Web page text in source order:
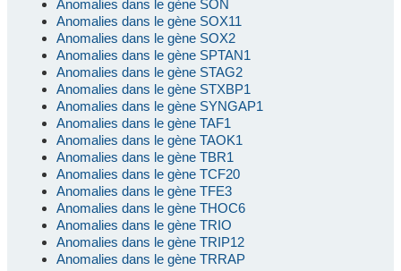
Anomalies dans le gène SON
Anomalies dans le gène SOX11
Anomalies dans le gène SOX2
Anomalies dans le gène SPTAN1
Anomalies dans le gène STAG2
Anomalies dans le gène STXBP1
Anomalies dans le gène SYNGAP1
Anomalies dans le gène TAF1
Anomalies dans le gène TAOK1
Anomalies dans le gène TBR1
Anomalies dans le gène TCF20
Anomalies dans le gène TFE3
Anomalies dans le gène THOC6
Anomalies dans le gène TRIO
Anomalies dans le gène TRIP12
Anomalies dans le gène TRRAP